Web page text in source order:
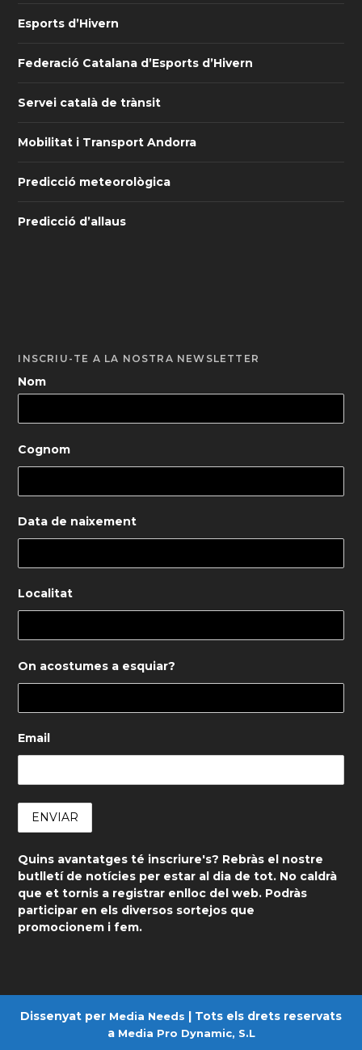
Esports d’Hivern
Federació Catalana d’Esports d’Hivern
Servei català de trànsit
Mobilitat i Transport Andorra
Predicció meteorològica
Predicció d’allaus
INSCRIU-TE A LA NOSTRA NEWSLETTER
Nom
Cognom
Data de naixement
Localitat
On acostumes a esquiar?
Email
Quins avantatges té inscriure's? Rebràs el nostre
butlletí de notícies per estar al dia de tot. No caldrà
que et tornis a registrar enlloc del web. Podràs
participar en els diversos sortejos que
promocionem i fem.
Dissenyat per Media Needs | Tots els drets reservats
a Media Pro Dynamic, S.L